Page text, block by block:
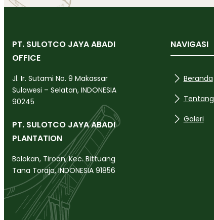
PT. SULOTCO JAYA ABADI
OFFICE
Jl. Ir. Sutami No. 9 Makassar
Sulawesi – Selatan, INDONESIA
90245
PT. SULOTCO JAYA ABADI
PLANTATION
Bolokan, Tiroan, Kec. Bittuang
Tana Toraja, INDONESIA 91856
NAVIGASI
Beranda
Tentang
Galeri